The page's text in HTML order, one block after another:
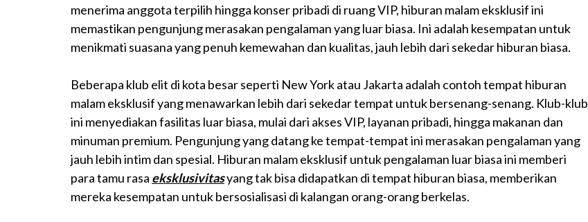
menerima anggota terpilih hingga konser pribadi di ruang VIP, hiburan malam eksklusif ini
memastikan pengunjung merasakan pengalaman yang luar biasa. Ini adalah kesempatan untuk
menikmati suasana yang penuh kemewahan dan kualitas, jauh lebih dari sekedar hiburan biasa.
Beberapa klub elit di kota besar seperti New York atau Jakarta adalah contoh tempat hiburan
malam eksklusif yang menawarkan lebih dari sekedar tempat untuk bersenang-senang. Klub-klub
ini menyediakan fasilitas luar biasa, mulai dari akses VIP, layanan pribadi, hingga makanan dan
minuman premium. Pengunjung yang datang ke tempat-tempat ini merasakan pengalaman yang
jauh lebih intim dan spesial. Hiburan malam eksklusif untuk pengalaman luar biasa ini memberi
para tamu rasa eksklusivitasyang tak bisa didapatkan di tempat hiburan biasa, memberikan
mereka kesempatan untuk bersosialisasi di kalangan orang-orang berkelas.